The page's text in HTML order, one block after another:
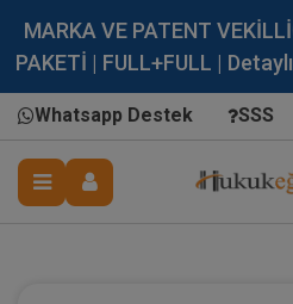
MARKA VE PATENT
PAKETİ | FULL+FULL |
Whatsapp Destek SSS